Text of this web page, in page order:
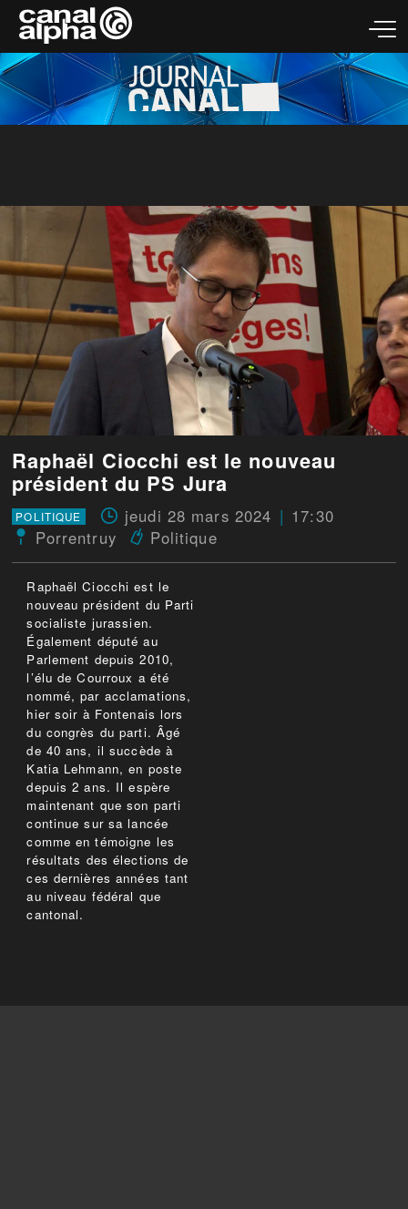
Raphaël Ciocchi est le nouveau
président du PS Jura
POLITIQUE jeudi 28 mars 2024
17:30
Porrentruy
Politique
Raphaël Ciocchi est le
nouveau président du Parti
socialiste jurassien.
Également député au
Parlement depuis 2010,
l’élu de Courroux a été
nommé, par acclamations,
hier soir à Fontenais lors
du congrès du parti. Âgé
de 40 ans, il succède à
Katia Lehmann, en poste
depuis 2 ans. Il espère
maintenant que son parti
continue sur sa lancée
comme en témoigne les
résultats des élections de
ces dernières années tant
au niveau fédéral que
cantonal.